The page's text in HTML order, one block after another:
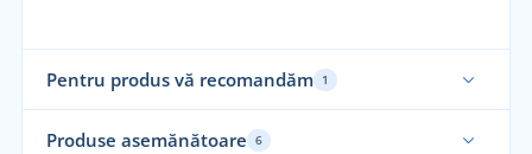
Pentru produs vă recomandăm 1
Produse asemănătoare 6